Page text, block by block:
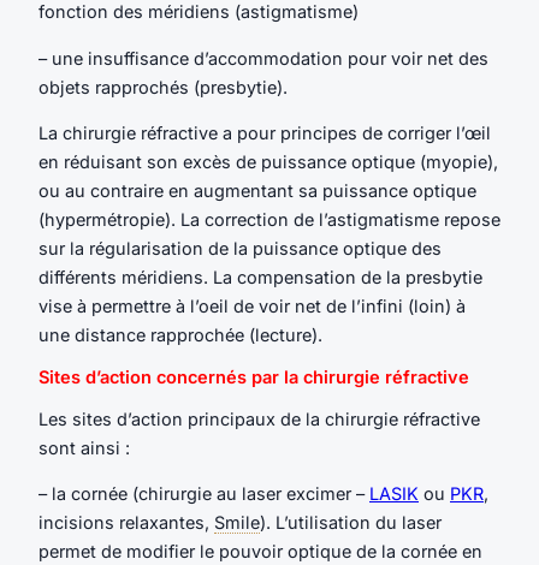
fonction des méridiens (astigmatisme)
– une insuffisance d’accommodation pour voir net des
objets rapprochés (presbytie).
La chirurgie réfractive a pour principes de corriger l’œil
en réduisant son excès de puissance optique (myopie),
ou au contraire en augmentant sa puissance optique
(hypermétropie). La correction de l’astigmatisme repose
sur la régularisation de la puissance optique des
différents méridiens. La compensation de la presbytie
vise à permettre à l’oeil de voir net de l’infini (loin) à
une distance rapprochée (lecture).
Sites d’action concernés par la chirurgie réfractive
Les sites d’action principaux de la chirurgie réfractive
sont ainsi :
– la cornée (chirurgie au laser excimer – LASIK ou PKR,
incisions relaxantes, Smile). L’utilisation du laser
permet de modifier le pouvoir optique de la cornée en